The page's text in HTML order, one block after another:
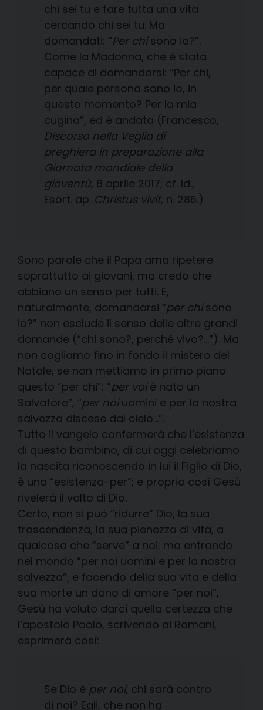
chi sei tu e fare tutta una vita
cercando chi sei tu. Ma
domandati: “Per chisono io?”.
Come la Madonna, che è stata
capace di domandarsi: “Per chi,
per quale persona sono io, in
questo momento? Per la mia
cugina”, ed è andata (Francesco,
Discorso nella Veglia di
preghiera in preparazione alla
Giornata mondiale della
gioventù, 8 aprile 2017; cf. Id.,
Esort. ap. Christus vivit, n. 286.)
Sono parole che il Papa ama ripetere
soprattutto ai giovani, ma credo che
abbiano un senso per tutti. E,
naturalmente, domandarsi “per chisono
io?” non esclude il senso delle altre grandi
domande (“chi sono?, perché vivo?…”). Ma
non cogliamo fino in fondo il mistero del
Natale, se non mettiamo in primo piano
questo “per chi”: “per voiè nato un
Salvatore”, “per noiuomini e per la nostra
salvezza discese dal cielo…”.
Tutto il vangelo confermerà che l’esistenza
di questo bambino, di cui oggi celebriamo
la nascita riconoscendo in lui il Figlio di Dio,
è una “esistenza-per”; e proprio così Gesù
rivelerà il volto di Dio.
Certo, non si può “ridurre” Dio, la sua
trascendenza, la sua pienezza di vita, a
qualcosa che “serve” a noi: ma entrando
nel mondo “per noi uomini e per la nostra
salvezza”, e facendo della sua vita e della
sua morte un dono di amore “per noi”,
Gesù ha voluto darci quella certezza che
l’apostolo Paolo, scrivendo ai Romani,
esprimerà così:
Se Dio è per noi, chi sarà contro
di noi? Egli, che non ha